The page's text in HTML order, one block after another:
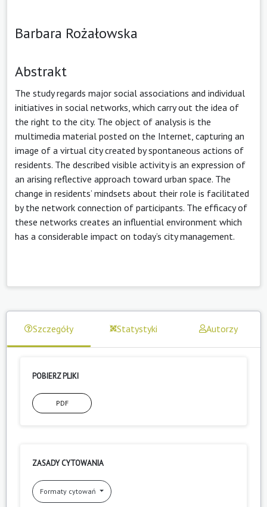
Barbara Rożałowska
Abstrakt
The study regards major social associations and individual
initiatives in social networks, which carry out the idea of
the right to the city. The object of analysis is the
multimedia material posted on the Internet, capturing an
image of a virtual city created by spontaneous actions of
residents. The described visible activity is an expression of
an arising reflective approach toward urban space. The
change in residents’ mindsets about their role is facilitated
by the network connection of participants. The efficacy of
these networks creates an influential environment which
has a considerable impact on today’s city management.
Szczegóły Statystyki Autorzy
POBIERZ PLIKI
PDF
ZASADY CYTOWANIA
Formaty cytowań